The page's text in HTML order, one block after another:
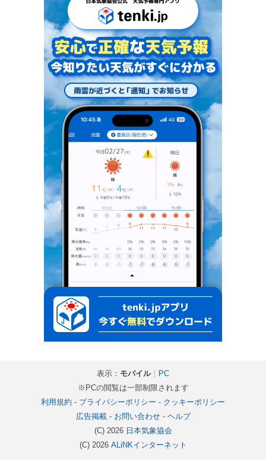
表示： モバイル｜
PC
※PCの閲覧は一部制限されます
利用規約 - プライバシーポリシー - クッキーポリシー
広告掲載- お問い合わせ- ヘルプ
(C) 2026 日本気象協会
(C) 2026 ALiNKインターネット